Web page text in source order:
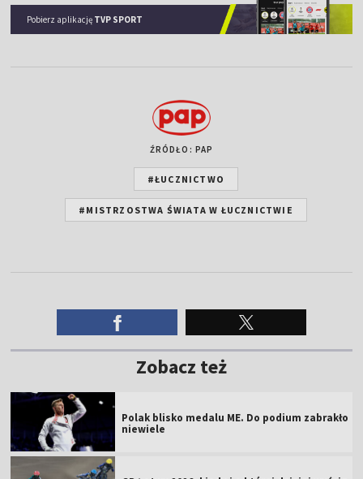
Pobierz aplikację TVP SPORT
ŹRÓDŁO: PAP
#ŁUCZNICTWO
#MISTRZOSTWA ŚWIATA W ŁUCZNICTWIE
Zobacz też
Polak blisko medalu ME. Do podium zabrakło
niewiele